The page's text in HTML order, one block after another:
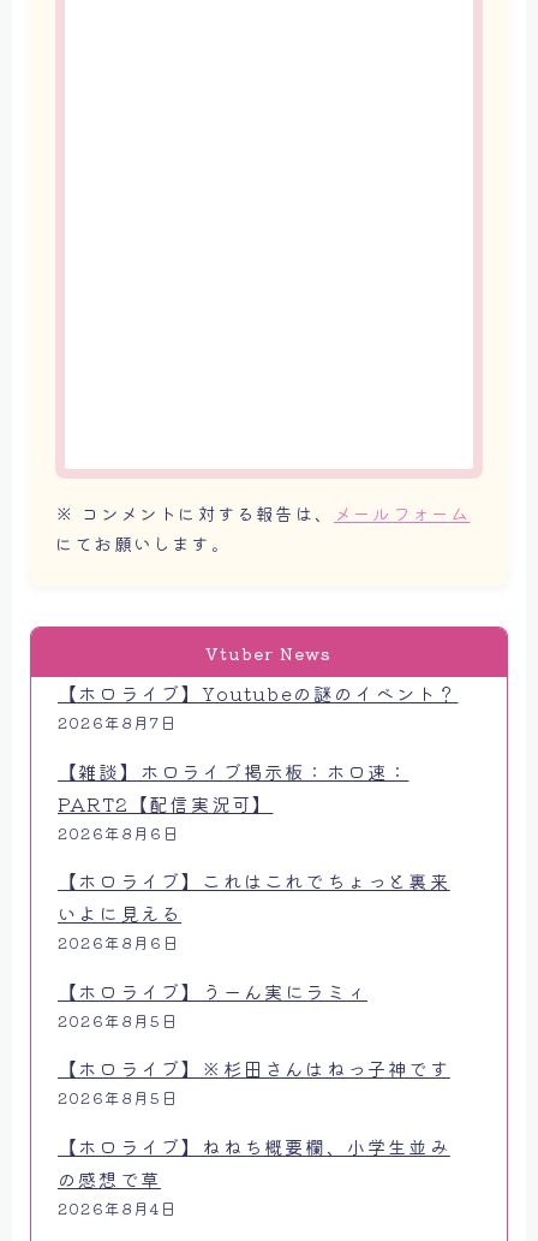
※ コンメントに対する報告は、
メールフォーム
にてお願いします。
Vtuber News
【ホロライブ】Youtubeの謎のイベント？
2026年8月7日
【雑談】ホロライブ掲示板：ホロ速：
PART2【配信実況可】
2026年8月6日
【ホロライブ】これはこれでちょっと裏来
いよに見える
2026年8月6日
【ホロライブ】うーん実にラミィ
2026年8月5日
【ホロライブ】※杉田さんはねっ子神です
2026年8月5日
【ホロライブ】ねねち概要欄、小学生並み
の感想で草
2026年8月4日